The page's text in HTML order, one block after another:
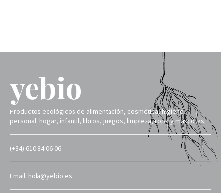
Productos ecológicos de alimentación, cosmética, higiene
personal, hogar, infantil, libros, juegos, limpieza, ropa y mascotas.
(+34) 610 84 06 06
Email: hola@yebio.es